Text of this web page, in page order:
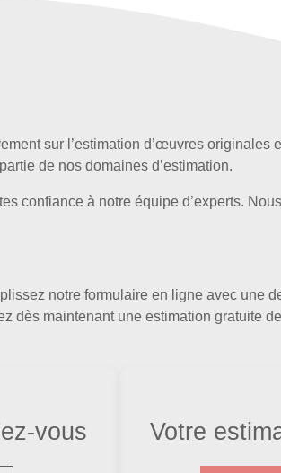
sur l’estimation d’œuvres
de nos domaines d’estimation.
confiance à notre équipe d’experts.
notre formulaire en ligne avec une
dès maintenant une estimation gratuite
vous Votre